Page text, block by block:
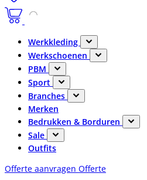
Werkkleding
Werkschoenen
PBM
Sport
Branches
Merken
Bedrukken & Borduren
Sale
Outfits
Offerte aanvragen Offerte